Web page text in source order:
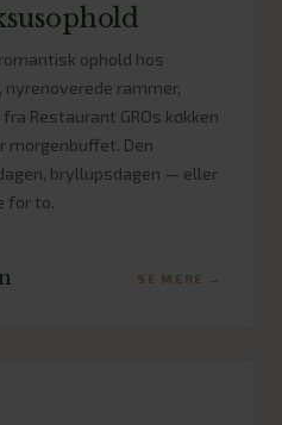
ophold hos
nyrenoverede rammer,
Restaurant GROs køkken
morgenbuffet. Den
bryllupsdagen — eller
for to.
SE MERE →